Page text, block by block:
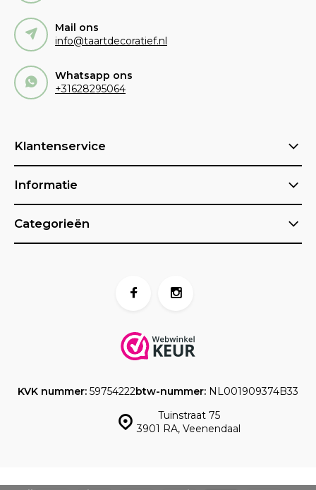
Mail ons
info@taartdecoratief.nl
Whatsapp ons
+31628295064
Klantenservice
Informatie
Categorieën
Tuinstraat 75
3901 RA, Veenendaal
KVK nummer: 59754222btw-nummer: NL001909374B33